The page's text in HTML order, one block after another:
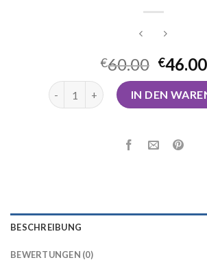
€60.00 €46.00
sennheiser kopfhörer kabellos
IN DEN
BESCHREIBUNG
BEWERTUNGEN (0)